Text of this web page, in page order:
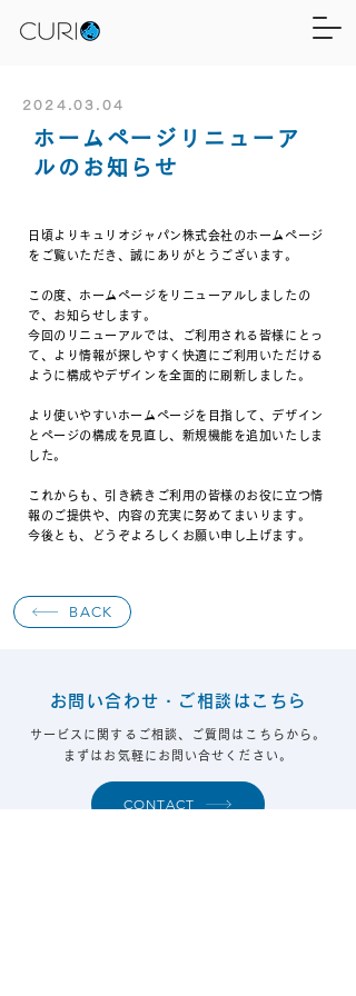
2024.03.04
ホームページリニューア
ルのお知らせ
日頃よりキュリオジャパン株式会社のホームページ
をご覧いただき、誠にありがとうございます。
この度、ホームページをリニューアルしましたの
で、お知らせします。
今回のリニューアルでは、ご利用される皆様にとっ
て、より情報が探しやすく快適にご利用いただける
ように構成やデザインを全面的に刷新しました。
より使いやすいホームページを目指して、デザイン
とページの構成を見直し、新規機能を追加いたしま
した。
これからも、引き続きご利用の皆様のお役に立つ情
報のご提供や、内容の充実に努めてまいります。
今後とも、どうぞよろしくお願い申し上げます。
BACK
お問い合わせ・ご相談はこちら
サービスに関するご相談、ご質問はこちらから。
まずはお気軽にお問い合せください。
CONTACT